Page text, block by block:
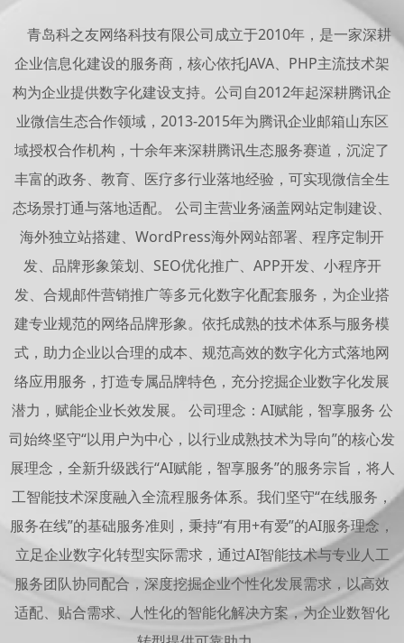
青岛科之友网络科技有限公司成立于2010年，是一家深耕
企业信息化建设的服务商，核心依托JAVA、PHP主流技术架
构为企业提供数字化建设支持。公司自2012年起深耕腾讯企
业微信生态合作领域，2013-2015年为腾讯企业邮箱山东区
域授权合作机构，十余年来深耕腾讯生态服务赛道，沉淀了
丰富的政务、教育、医疗多行业落地经验，可实现微信全生
态场景打通与落地适配。 公司主营业务涵盖网站定制建设、
海外独立站搭建、WordPress海外网站部署、程序定制开
发、品牌形象策划、SEO优化推广、APP开发、小程序开
发、合规邮件营销推广等多元化数字化配套服务，为企业搭
建专业规范的网络品牌形象。依托成熟的技术体系与服务模
式，助力企业以合理的成本、规范高效的数字化方式落地网
络应用服务，打造专属品牌特色，充分挖掘企业数字化发展
潜力，赋能企业长效发展。 公司理念：AI赋能，智享服务 公
司始终坚守“以用户为中心，以行业成熟技术为导向”的核心发
展理念，全新升级践行“AI赋能，智享服务”的服务宗旨，将人
工智能技术深度融入全流程服务体系。我们坚守“在线服务，
服务在线”的基础服务准则，秉持“有用+有爱”的AI服务理念，
立足企业数字化转型实际需求，通过AI智能技术与专业人工
服务团队协同配合，深度挖掘企业个性化发展需求，以高效
适配、贴合需求、人性化的智能化解决方案，为企业数智化